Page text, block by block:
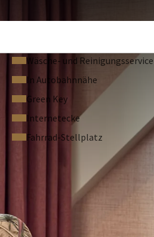
Wäsche- und Reinigungsservice
In Autobahnnähe
Green Key
Internetecke
Fahrrad-Stellplatz